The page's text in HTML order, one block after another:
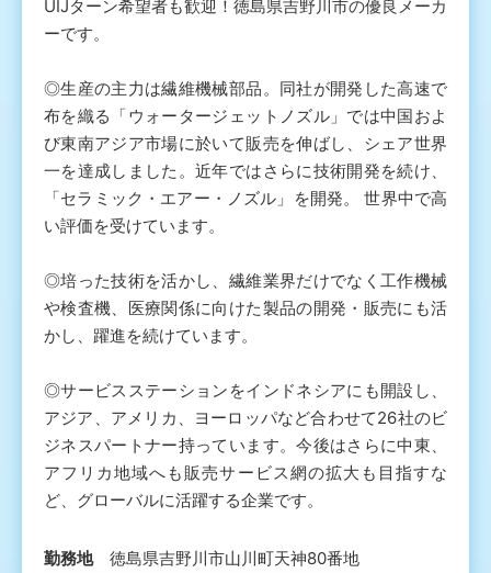
UIJターン希望者も歓迎！徳島県吉野川市の優良メーカ
ーです。
◎生産の主力は繊維機械部品。同社が開発した高速で
布を織る「ウォータージェットノズル」では中国およ
び東南アジア市場に於いて販売を伸ばし、シェア世界
一を達成しました。近年ではさらに技術開発を続け、
「セラミック・エアー・ノズル」を開発。 世界中で高
い評価を受けています。
◎培った技術を活かし、繊維業界だけでなく工作機械
や検査機、医療関係に向けた製品の開発・販売にも活
かし、躍進を続けています。
◎サービスステーションをインドネシアにも開設し、
アジア、アメリカ、ヨーロッパなど合わせて26社のビ
ジネスパートナー持っています。今後はさらに中東、
アフリカ地域へも販売サービス網の拡大も目指すな
ど、グローバルに活躍する企業です。
勤務地 徳島県吉野川市山川町天神80番地